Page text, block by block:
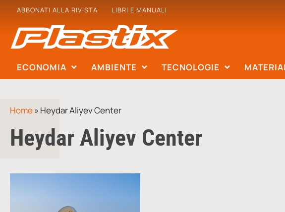
ABBONATI ALLA RIVISTA LIBRI E MANUALI
ECONOMIA AMBIENTE TECNOLOGIE
Home» Heydar Aliyev Center
Heydar Aliyev Center